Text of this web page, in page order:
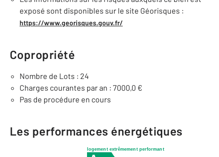
exposé sont disponibles sur le site Géorisques :
https://www.georisques.gouv.fr/
Copropriété
Nombre de Lots : 24
Charges courantes par an : 7000,0 €
Pas de procédure en cours
Les performances énergétiques
logement extrêmement performant